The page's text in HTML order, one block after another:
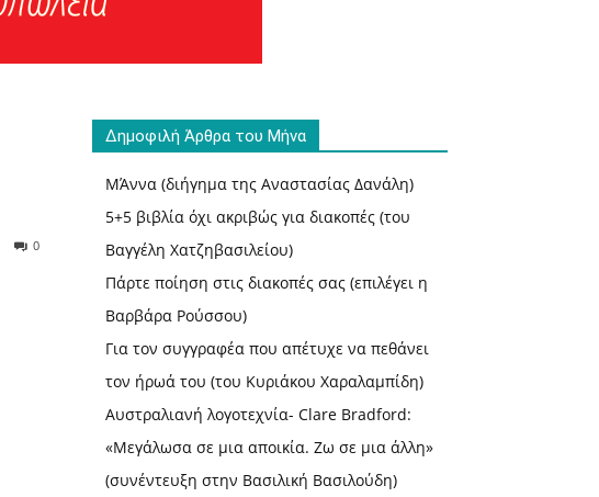
0
Δημοφιλή Άρθρα του Μήνα
ΜΆννα (διήγημα της Αναστασίας Δανάλη)
5+5 βιβλία όχι ακριβώς για διακοπές (του
Βαγγέλη Χατζηβασιλείου)
Πάρτε ποίηση στις διακοπές σας (επιλέγει η
Βαρβάρα Ρούσσου)
Για τον συγγραφέα που απέτυχε να πεθάνει
τον ήρωά του (του Κυριάκου Χαραλαμπίδη)
Αυστραλιανή λογοτεχνία- Clare Bradford:
«Μεγάλωσα σε μια αποικία. Ζω σε μια άλλη»
(συνέντευξη στην Βασιλική Βασιλούδη)